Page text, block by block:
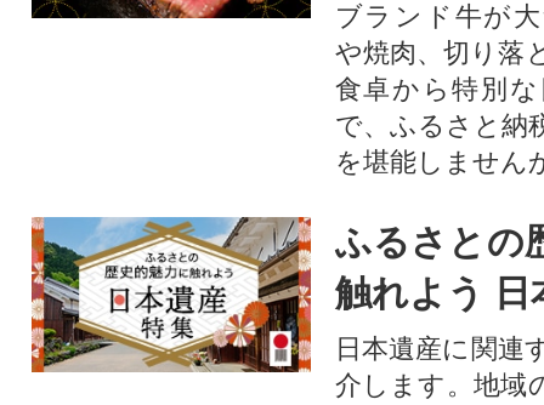
ブランド牛が
や焼肉、切り落
食卓から特別
で、ふるさと納
を堪能しません
ふるさとの
触れよう 日
日本遺産に関連
介します。地域